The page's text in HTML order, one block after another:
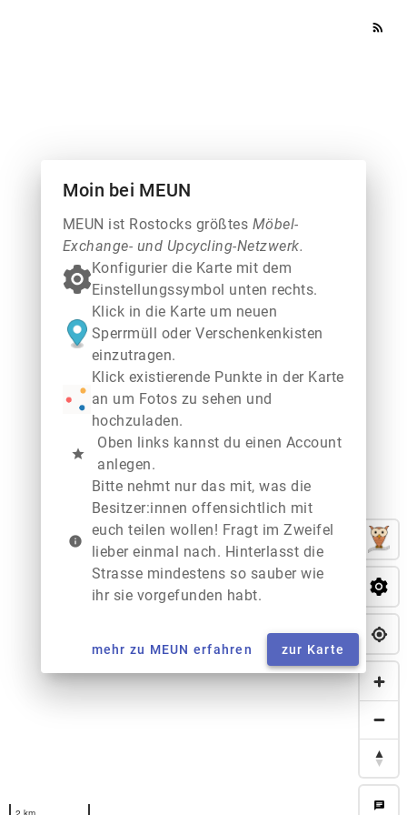
rss_feed
chat
Moin bei MEUN
MEUN ist Rostocks größtes Möbel-
Exchange- und Upcycling-Netzwerk.
Konfigurier die Karte mit dem
Einstellungssymbol unten rechts.
Klick in die Karte um neuen
Sperrmüll oder Verschenkenkisten
einzutragen.
Klick existierende Punkte in der Karte
an um Fotos zu sehen und
hochzuladen.
star
Oben links kannst du einen Account
anlegen.
info
Bitte nehmt nur das mit, was die
Besitzer:innen offensichtlich mit
euch teilen wollen! Fragt im Zweifel
lieber einmal nach. Hinterlasst die
Strasse mindestens so sauber wie
ihr sie vorgefunden habt.
mehr zu MEUN erfahren zur Karte